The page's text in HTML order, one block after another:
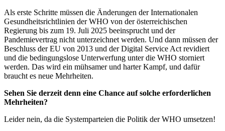
Als erste Schritte müssen die Änderungen der Internationalen
Gesundheitsrichtlinien der WHO von der österreichischen
Regierung bis zum 19. Juli 2025 beeinsprucht und der
Pandemievertrag nicht unterzeichnet werden. Und dann müssen der
Beschluss der EU von 2013 und der Digital Service Act revidiert
und die bedingungslose Unterwerfung unter die WHO storniert
werden. Das wird ein mühsamer und harter Kampf, und dafür
braucht es neue Mehrheiten.
Sehen Sie derzeit denn eine Chance auf solche erforderlichen
Mehrheiten?
Leider nein, da die Systemparteien die Politik der WHO umsetzen!